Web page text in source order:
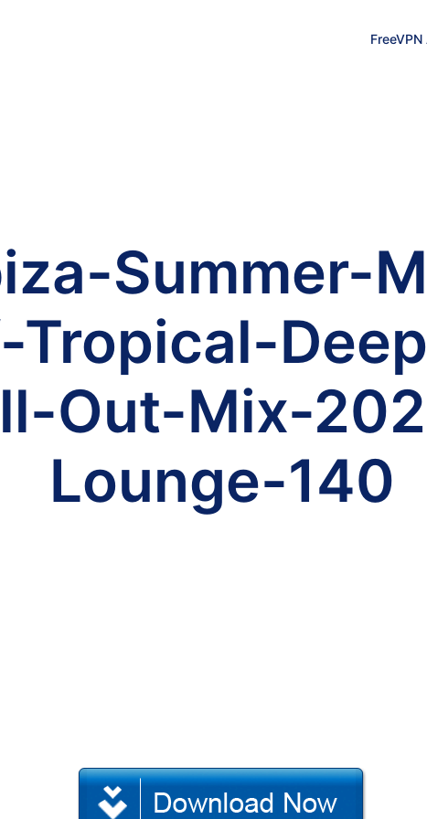
Summer-
Tropical-
Out-Mix-
Lounge-140